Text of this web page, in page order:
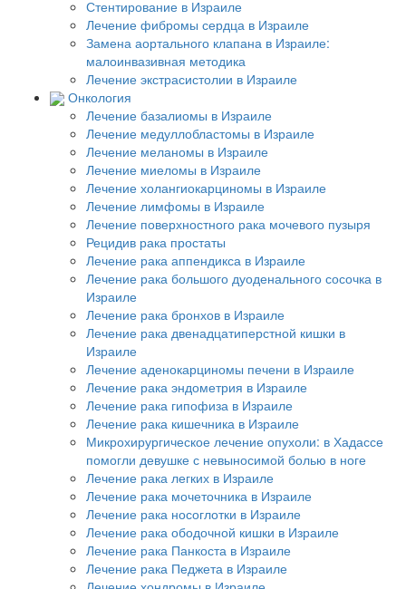
Стентирование в Израиле
Лечение фибромы сердца в Израиле
Замена аортального клапана в Израиле:
малоинвазивная методика
Лечение экстрасистолии в Израиле
Онкология
Лечение базалиомы в Израиле
Лечение медуллобластомы в Израиле
Лечение меланомы в Израиле
Лечение миеломы в Израиле
Лечение холангиокарциномы в Израиле
Лечение лимфомы в Израиле
Лечение поверхностного рака мочевого пузыря
Рецидив рака простаты
Лечение рака аппендикса в Израиле
Лечение рака большого дуоденального сосочка в
Израиле
Лечение рака бронхов в Израиле
Лечение рака двенадцатиперстной кишки в
Израиле
Лечение аденокарциномы печени в Израиле
Лечение рака эндометрия в Израиле
Лечение рака гипофиза в Израиле
Лечение рака кишечника в Израиле
Микрохирургическое лечение опухоли: в Хадассе
помогли девушке с невыносимой болью в ноге
Лечение рака легких в Израиле
Лечение рака мочеточника в Израиле
Лечение рака носоглотки в Израиле
Лечение рака ободочной кишки в Израиле
Лечение рака Панкоста в Израиле
Лечение рака Педжета в Израиле